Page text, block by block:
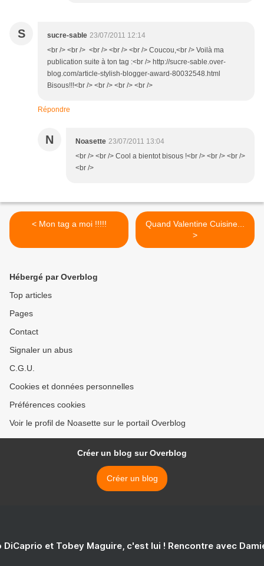
S sucre-sable 23/07/2011 12:14
<br /> <br /> <br /> <br /> <br /> Coucou,<br /> Voilà ma
publication suite à ton tag :<br /> http://sucre-sable.over-
blog.com/article-stylish-blogger-award-80032548.html
Bisous!!!<br /> <br /> <br /> <br />
Répondre
N Noasette 23/07/2011 13:04
<br /> <br /> Cool a bientot bisous !<br /> <br /> <br />
<br />
< Mon tag a moi !!!!!
Quand Valentine Cuisine...
>
Hébergé par Overblog
Top articles
Pages
Contact
Signaler un abus
C.G.U.
Cookies et données personnelles
Préférences cookies
Voir le profil de Noasette sur le portail Overblog
Créer un blog sur Overblog
Créer un blog
DiCaprio et Tobey Maguire, c'est lui ! Rencontre avec